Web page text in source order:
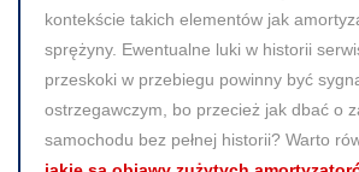
kontekście takich elementów jak
sprężyny. Ewentualne luki w historii
przeskoki w przebiegu powinny być
ostrzegawczym, bo przecież jak dbać o
samochodu bez pełnej historii? Warto